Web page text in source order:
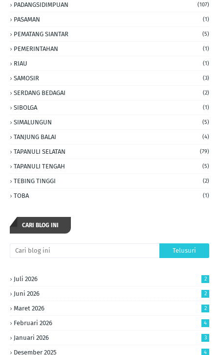
PADANGSIDIMPUAN (107)
PASAMAN (1)
PEMATANG SIANTAR (5)
PEMERINTAHAN (1)
RIAU (1)
SAMOSIR (3)
SERDANG BEDAGAI (2)
SIBOLGA (1)
SIMALUNGUN (5)
TANJUNG BALAI (4)
TAPANULI SELATAN (79)
TAPANULI TENGAH (5)
TEBING TINGGI (2)
TOBA (1)
CARI BLOG INI
Juli 2026 2
Juni 2026 2
Maret 2026 2
Februari 2026 4
Januari 2026 3
Desember 2025 4